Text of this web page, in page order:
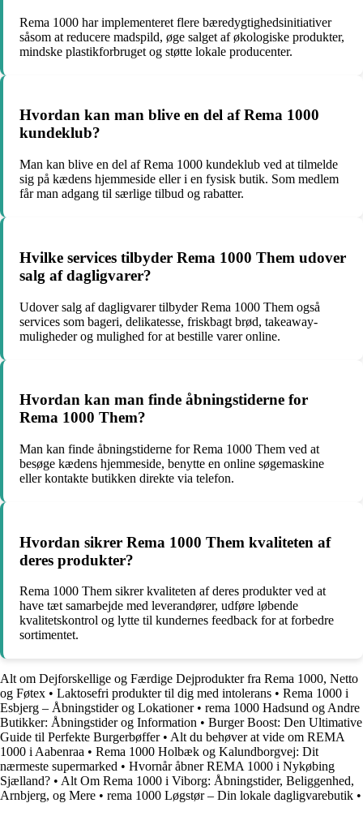
Rema 1000 har implementeret flere bæredygtighedsinitiativer
såsom at reducere madspild, øge salget af økologiske produkter,
mindske plastikforbruget og støtte lokale producenter.
Hvordan kan man blive en del af Rema 1000
kundeklub?
Man kan blive en del af Rema 1000 kundeklub ved at tilmelde
sig på kædens hjemmeside eller i en fysisk butik. Som medlem
får man adgang til særlige tilbud og rabatter.
Hvilke services tilbyder Rema 1000 Them udover
salg af dagligvarer?
Udover salg af dagligvarer tilbyder Rema 1000 Them også
services som bageri, delikatesse, friskbagt brød, takeaway-
muligheder og mulighed for at bestille varer online.
Hvordan kan man finde åbningstiderne for
Rema 1000 Them?
Man kan finde åbningstiderne for Rema 1000 Them ved at
besøge kædens hjemmeside, benytte en online søgemaskine
eller kontakte butikken direkte via telefon.
Hvordan sikrer Rema 1000 Them kvaliteten af
deres produkter?
Rema 1000 Them sikrer kvaliteten af deres produkter ved at
have tæt samarbejde med leverandører, udføre løbende
kvalitetskontrol og lytte til kundernes feedback for at forbedre
sortimentet.
Alt om Dejforskellige og Færdige Dejprodukter fra Rema 1000, Netto
og Føtex • Laktosefri produkter til dig med intolerans • Rema 1000 i
Esbjerg – Åbningstider og Lokationer• rema 1000 Hadsund og Andre
Butikker: Åbningstider og Information • Burger Boost: Den Ultimative
Guide til Perfekte Burgerbøffer• Alt du behøver at vide om REMA
1000 i Aabenraa • Rema 1000 Holbæk og Kalundborgvej: Dit
nærmeste supermarked • Hvornår åbner REMA 1000 i Nykøbing
Sjælland? • Alt Om Rema 1000 i Viborg: Åbningstider, Beliggenhed,
Arnbjerg, og Mere • rema 1000 Løgstør – Din lokale dagligvarebutik •